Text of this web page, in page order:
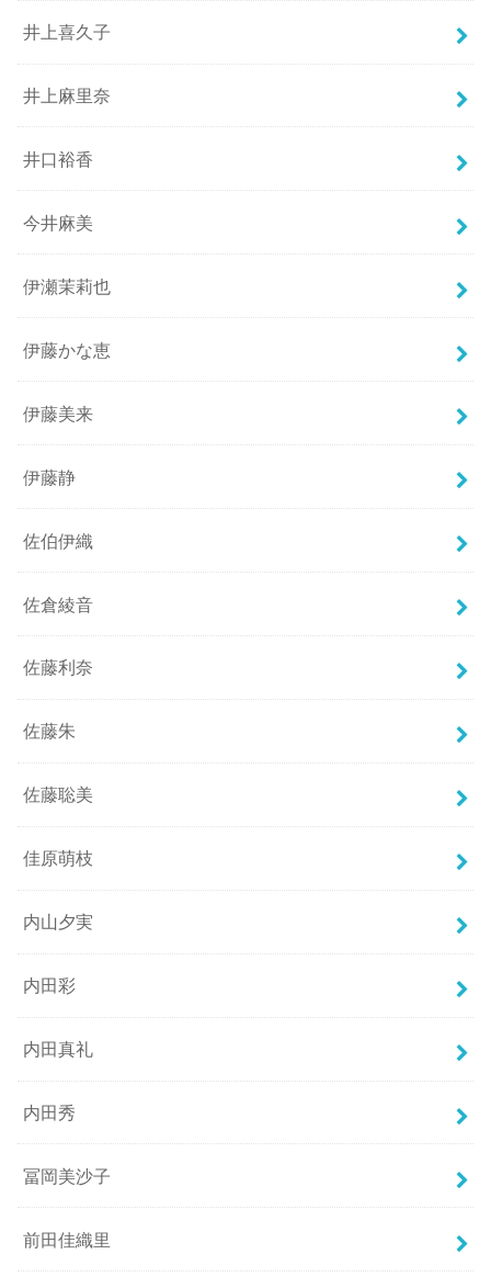
井上喜久子
井上麻里奈
井口裕香
今井麻美
伊瀬茉莉也
伊藤かな恵
伊藤美来
伊藤静
佐伯伊織
佐倉綾音
佐藤利奈
佐藤朱
佐藤聡美
佳原萌枝
内山夕実
内田彩
内田真礼
内田秀
冨岡美沙子
前田佳織里